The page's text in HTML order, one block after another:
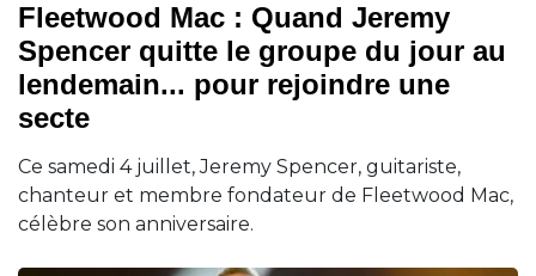
Fleetwood Mac : Quand Jeremy
Spencer quitte le groupe du jour au
lendemain... pour rejoindre une
secte
Ce samedi 4 juillet, Jeremy Spencer, guitariste,
chanteur et membre fondateur de Fleetwood Mac,
célèbre son anniversaire.